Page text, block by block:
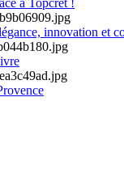
à Topcret !
innovation et